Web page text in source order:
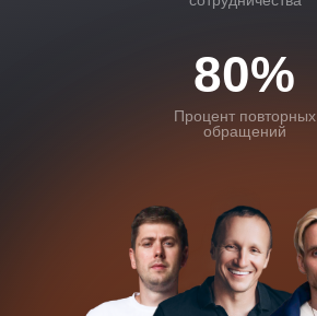
Процент повторных
обращений
80%